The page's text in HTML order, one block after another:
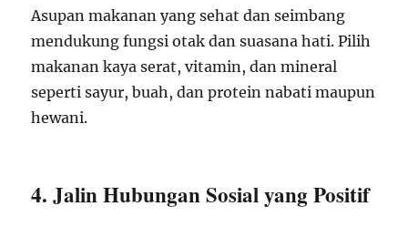
Asupan makanan yang sehat dan seimbang
mendukung fungsi otak dan suasana hati. Pilih
makanan kaya serat, vitamin, dan mineral
seperti sayur, buah, dan protein nabati maupun
hewani.
4. Jalin Hubungan Sosial yang Positif